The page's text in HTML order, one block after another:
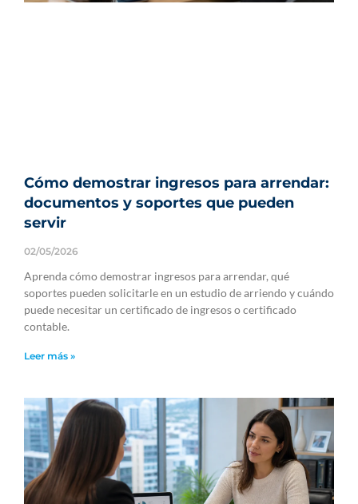
Cómo demostrar ingresos para arrendar:
documentos y soportes que pueden
servir
02/05/2026
Aprenda cómo demostrar ingresos para arrendar, qué
soportes pueden solicitarle en un estudio de arriendo y cuándo
puede necesitar un certificado de ingresos o certificado
contable.
Leer más »